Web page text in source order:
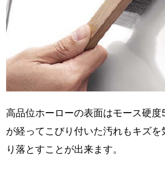
高品位ホーローの表面はモース硬
が経ってこびり付いた汚れもキズ
り落とすことが出来ます。